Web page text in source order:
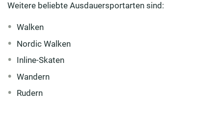
Weitere beliebte Ausdauersportarten sind:
Walken
Nordic Walken
Inline-Skaten
Wandern
Rudern